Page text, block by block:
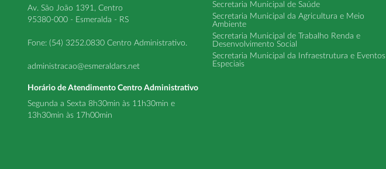
Av. São João 1391, Centro
95380-000 - Esmeralda - RS
Fone: (54) 3252.0830 Centro Administrativo.
administracao@esmeraldars.net
Horário de Atendimento Centro Administrativo
Segunda a Sexta 8h30min às 11h30min e
13h30min às 17h00min
Secretaria Municipal de Saúde
Secretaria Municipal da Agricultura e Meio
Ambiente
Secretaria Municipal de Trabalho Renda e
Desenvolvimento Social
Secretaria Municipal da Infraestrutura e Eventos
Especiais